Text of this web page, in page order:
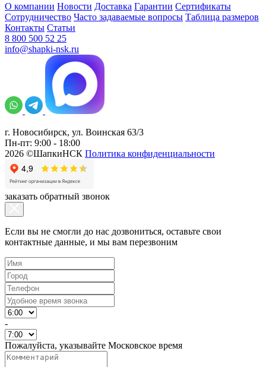
О компании Новости Доставка Гарантии Сертификаты
Сотрудничество Часто задаваемые вопросы Таблица размеров
Контакты Статьи
8 800 500 52 25
info@shapki-nsk.ru
г. Новосибирск, ул. Воинская 63/3
Пн-пт: 9:00 - 18:00
2026 ©ШапкиНСК Политика конфиденциальности
заказать обратный звонок
Если вы не смогли до нас дозвониться, оставьте свои
контактные данные, и мы вам перезвоним
-
Пожалуйста, указывайте Московское время